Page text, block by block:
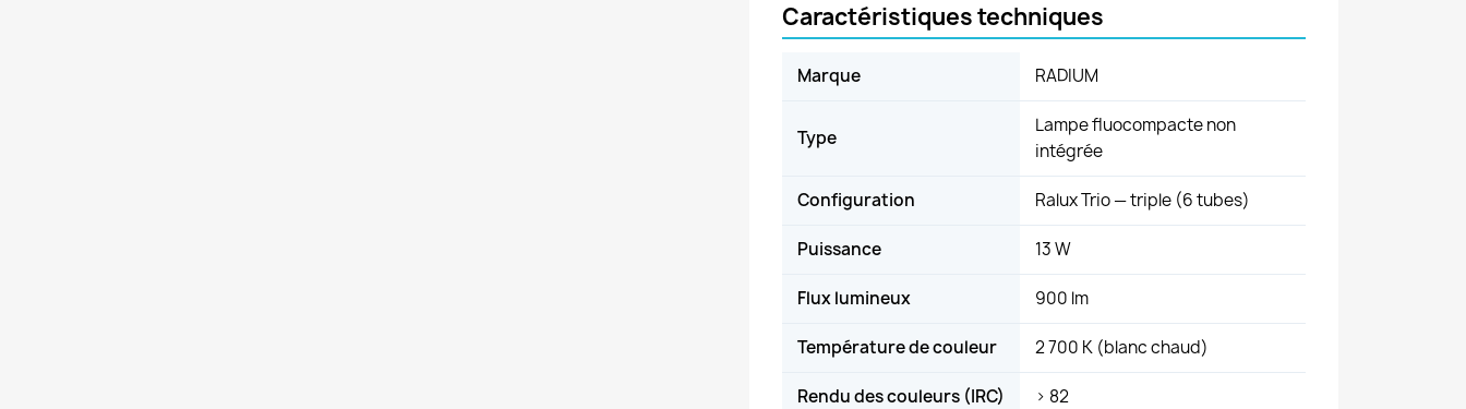
Caractéristiques techniques
Marque RADIUM
Type
Lampe fluocompacte non
intégrée
Configuration Ralux Trio — triple (6 tubes)
Puissance 13 W
Flux lumineux 900 lm
Température de couleur 2 700 K (blanc chaud)
Rendu des couleurs (IRC) > 82